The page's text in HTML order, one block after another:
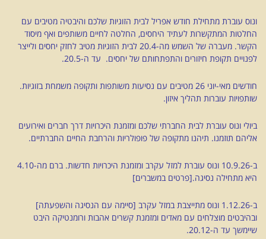
ונוס עוברת מתחילת חודש אפריל לבית הזוגיות שלכם והיבטיה מטיבים עם
החלטות המתקשרות לעתיד היחסים, החלטה לחיים משותפים ואף מיסוד
הקשר. מעברה של השמש מה-20.4 לבית הזוגיות מטיב לחזק יחסים ולייצר
לפנויים תקופת חיזורים והתפתחותם של יחסים. עד ה-20.5.
חודשים מאי-יוני 26 מטיבים עם נסיעות משותפות ותקופה משמחת בזוגיות.
שותפויות עוברות תהליך איזון.
ביולי ונוס עוברת לבית החברתי שלכם ומזמנת היכרויות דרך חברים ואירועים
אליהם תוזמנו. תיהנו מתקופה של פופולריות והרחבת החיים החברתיים.
ב-10.9.26 ונוס עוברת למזל עקרב ומזמנת היכרויות חדשות. ברם מה-4.10
היא מתחילה נסיגה.[פרטים במשברים]
ב-1.12.26 ונוס מתייצבת במזל עקרב [סיימה עם הנסיגה והשפעתה]
ובהיבטים מוצלחים עם מאדים ומזמנת קשרים אהבות ורומנטיקה היבט
שיימשך עד ה-20.12.